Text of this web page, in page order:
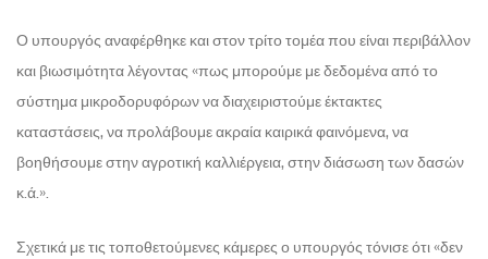
Ο υπουργός αναφέρθηκε και στον τρίτο τομέα που είναι περιβάλλον
και βιωσιμότητα λέγοντας «πως μπορούμε με δεδομένα από το
σύστημα μικροδορυφόρων να διαχειριστούμε έκτακτες
καταστάσεις, να προλάβουμε ακραία καιρικά φαινόμενα, να
βοηθήσουμε στην αγροτική καλλιέργεια, στην διάσωση των δασών
κ.ά.».
Σχετικά με τις τοποθετούμενες κάμερες ο υπουργός τόνισε ότι «δεν